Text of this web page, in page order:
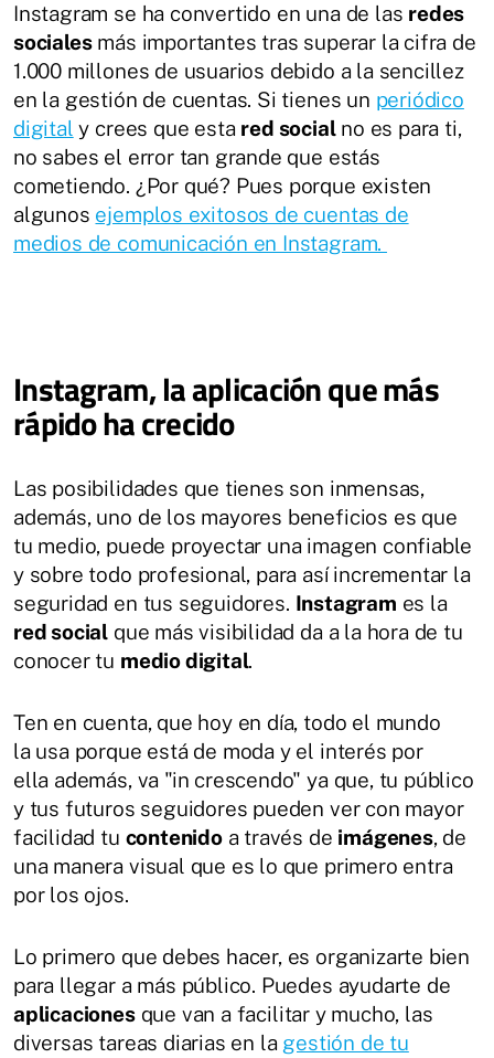
Instagram se ha convertido en una de las redes
socialesmás importantes tras superar la cifra de
1.000 millones de usuarios debido a la sencillez
en la gestión de cuentas. Si tienes un periódico
digital y crees que esta red socialno es para ti,
no sabes el error tan grande que estás
cometiendo. ¿Por qué? Pues porque existen
algunos ejemplos exitosos de cuentas de
medios de comunicación en Instagram.
Instagram, la aplicación que más
rápido ha crecido
Las posibilidades que tienes son inmensas,
además, uno de los mayores beneficios es que
tu medio, puede proyectar una imagen confiable
y sobre todo profesional, para así incrementar la
seguridad en tus seguidores. Instagram es la
red social que más visibilidad da a la hora de tu
conocer tu medio digital.
Ten en cuenta, que hoy en día, todo el mundo
la usa porque está de moda y el interés por
ella además, va "in crescendo" ya que, tu público
y tus futuros seguidores pueden ver con mayor
facilidad tu contenidoa través de imágenes, de
una manera visual que es lo que primero entra
por los ojos.
Lo primero que debes hacer, es organizarte bien
para llegar a más público. Puedes ayudarte de
aplicacionesque van a facilitar y mucho, las
diversas tareas diarias en la gestión de tu